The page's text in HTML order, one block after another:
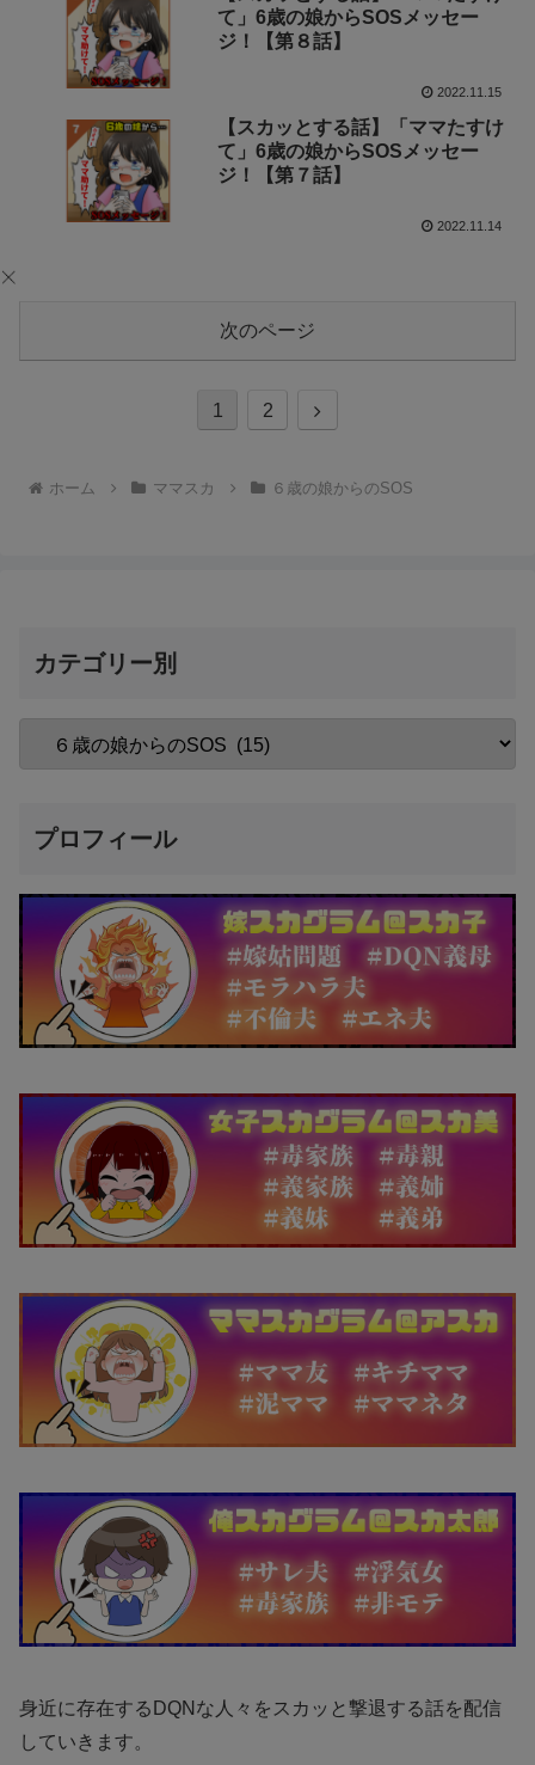
て」6歳の娘からSOSメッセー
ジ！【第８話】
2022.11.15
【スカッとする話】「ママたすけ
て」6歳の娘からSOSメッセー
ジ！【第７話】
2022.11.14
次のページ
1 2
次
ホーム ママスカ ６歳の娘からのSOS
カテゴリー別
プロフィール
身近に存在するDQNな人々をスカッと撃退する話を配信
していきます。